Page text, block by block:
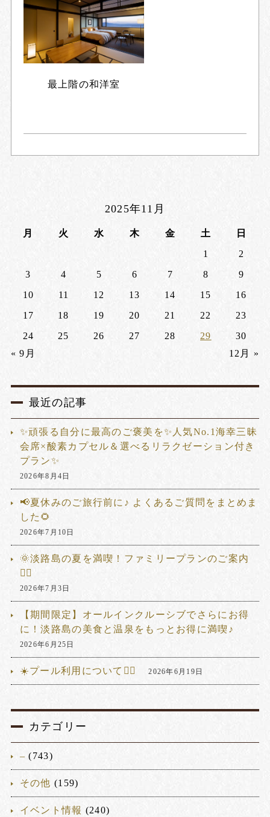
最上階の和洋室
2025年11月
月 火 水 木 金 土
日
1
2
3
4 5 6 7 8
9
10
11 12 13 14 15
16
17
18 19 20 21 22
23
24
25 26 27 28 29
30
« 9月
12月 »
最近の記事
✨頑張る自分に最高のご褒美を✨人気No.1海幸三昧
会席×酸素カプセル＆選べるリラクゼーション付き
プラン✨
2026年8月4日
📢夏休みのご旅行前に♪ よくあるご質問をまとめま
した🌻
2026年7月10日
🌞淡路島の夏を満喫！ファミリープランのご案内
🏊‍♂️
2026年7月3日
【期間限定】オールインクルーシブでさらにお得
に！淡路島の美食と温泉をもっとお得に満喫♪
2026年6月25日
☀️プール利用について🏊‍♂️ 2026年6月19日
カテゴリー
– (743)
その他 (159)
イベント情報 (240)